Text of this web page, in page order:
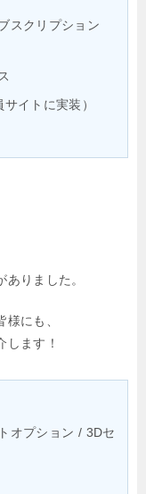
スクリプション
イトに実装）
ありました。
にも、
します！
オプション / 3Dセ